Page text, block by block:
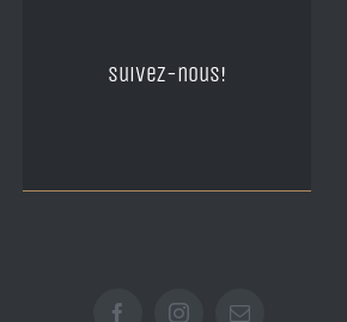
Suivez-nous!